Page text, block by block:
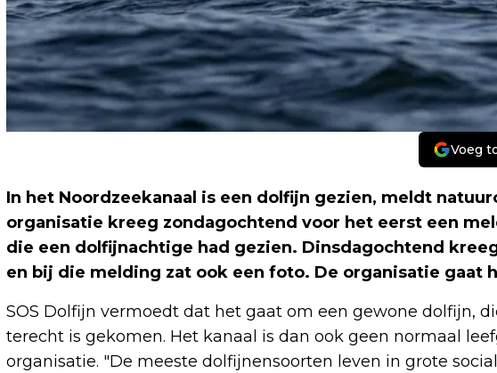
Voeg
In het Noordzeekanaal is een dolfijn gezien, meldt
organisatie kreeg zondagochtend voor het eerst een
die een dolfijnachtige had gezien. Dinsdagochtend
en bij die melding zat ook een foto. De organisatie gaat
SOS Dolfijn vermoedt dat het gaat om een gewone dolfijn,
terecht is gekomen. Het kanaal is dan ook geen normaal
organisatie. "De meeste dolfijnensoorten leven in grote